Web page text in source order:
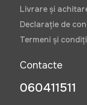
Livrare și
Declarație de
Termeni și
Contacte
060411511